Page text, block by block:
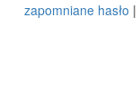
zapomniane hasło |